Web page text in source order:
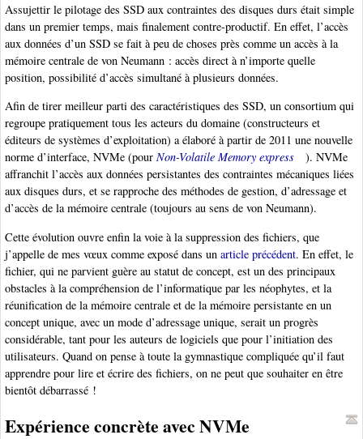
Assujettir le pilotage des SSD aux contraintes des disques durs était simple
dans un premier temps, mais finalement contre-productif. En effet, l’accès
aux données d’un SSD se fait à peu de choses près comme un accès à la
mémoire centrale de von Neumann : accès direct à n’importe quelle
position, possibilité d’accès simultané à plusieurs données.
Afin de tirer meilleur parti des caractéristiques des SSD, un consortium qui
regroupe pratiquement tous les acteurs du domaine (constructeurs et
éditeurs de systèmes d’exploitation) a élaboré à partir de 2011 une nouvelle
norme d’interface, NVMe (pour Non-Volatile Memory express
). NVMe
affranchit l’accès aux données persistantes des contraintes mécaniques liées
aux disques durs, et se rapproche des méthodes de gestion, d’adressage et
d’accès de la mémoire centrale (toujours au sens de von Neumann).
Cette évolution ouvre enfin la voie à la suppression des fichiers, que
j’appelle de mes vœux comme exposé dans un article précédent. En effet, le
fichier, qui ne parvient guère au statut de concept, est un des principaux
obstacles à la compréhension de l’informatique par les néophytes, et la
réunification de la mémoire centrale et de la mémoire persistante en un
concept unique, avec un mode d’adressage unique, serait un progrès
considérable, tant pour les auteurs de logiciels que pour l’initiation des
utilisateurs. Quand on pense à toute la gymnastique compliquée qu’il faut
apprendre pour lire et écrire des fichiers, on ne peut que souhaiter en être
bientôt débarrassé !
Expérience concrète avec NVMe